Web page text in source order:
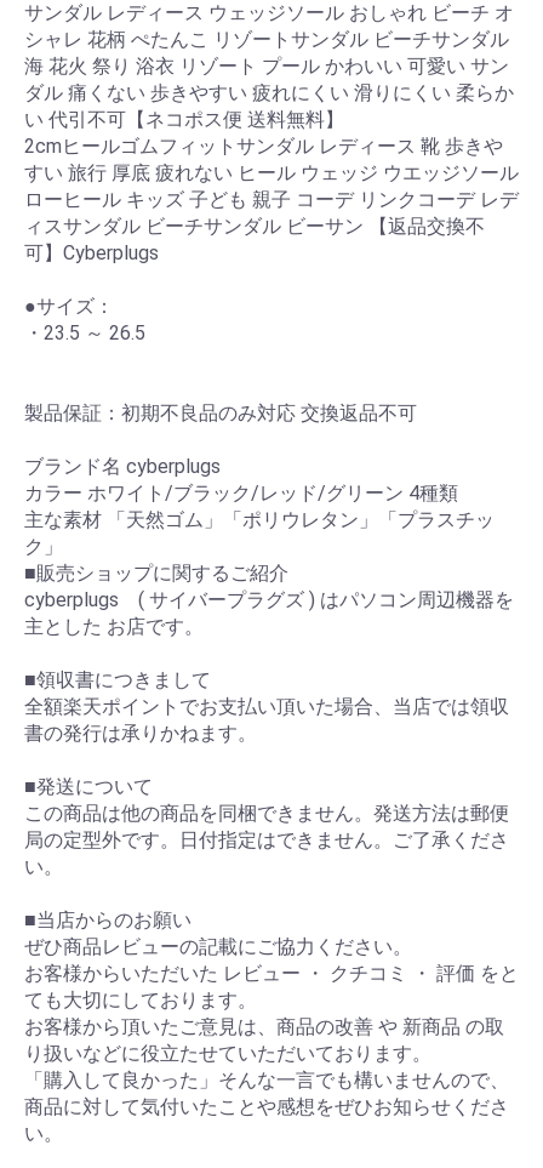
サンダル レディース ウェッジソール おしゃれ ビーチ オ
シャレ 花柄 ぺたんこ リゾートサンダル ビーチサンダル
海 花火 祭り 浴衣 リゾート プール かわいい 可愛い サン
ダル 痛くない 歩きやすい 疲れにくい 滑りにくい 柔らか
い 代引不可【ネコポス便 送料無料】
2cmヒールゴムフィットサンダル レディース 靴 歩きや
すい 旅行 厚底 疲れない ヒール ウェッジ ウエッジソール
ローヒール キッズ 子ども 親子 コーデ リンクコーデ レデ
ィスサンダル ビーチサンダル ビーサン 【返品交換不
可】Cyberplugs
●サイズ：
・23.5 ～ 26.5
製品保証：初期不良品のみ対応 交換返品不可
ブランド名 cyberplugs
カラー ホワイト/ブラック/レッド/グリーン 4種類
主な素材 「天然ゴム」「ポリウレタン」「プラスチッ
ク」
■販売ショップに関するご紹介
cyberplugs ( サイバープラグズ ) はパソコン周辺機器を
主とした お店です。
■領収書につきまして
全額楽天ポイントでお支払い頂いた場合、当店では領収
書の発行は承りかねます。
■発送について
この商品は他の商品を同梱できません。発送方法は郵便
局の定型外です。日付指定はできません。ご了承くださ
い。
■当店からのお願い
ぜひ商品レビューの記載にご協力ください。
お客様からいただいた レビュー ・ クチコミ ・ 評価 をと
ても大切にしております。
お客様から頂いたご意見は、商品の改善 や 新商品 の取
り扱いなどに役立たせていただいております。
「購入して良かった」そんな一言でも構いませんので、
商品に対して気付いたことや感想をぜひお知らせくださ
い。